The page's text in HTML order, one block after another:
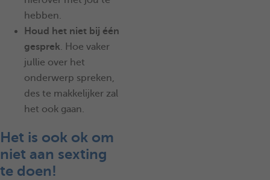
hebben.
Houd het niet bij één
gesprek. Hoe vaker
jullie over het
onderwerp spreken,
des te makkelijker zal
het ook gaan.
Het is ook ok om
niet aan sexting
te doen!